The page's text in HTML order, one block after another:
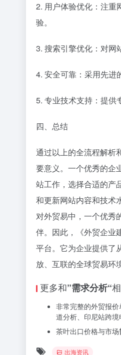
2. 用户体验优化：注重
验。
3. 搜索引擎优化：对网
4. 安全可靠：采用先进
5. 专业技术支持：提供
四、总结
通过以上的全流程解析
要意义。一个优秀的企
站工作，选择合适的产
和更新网站内容和技术
对外贸易中，一个优秀
伴。因此，《外贸企业
平台。它为企业提供了
放、互联的全球贸易环
更多和”需求分析“
非常完整的外贸报
道分析、印尼站跨
茶叶出口价格与市场
出海资讯